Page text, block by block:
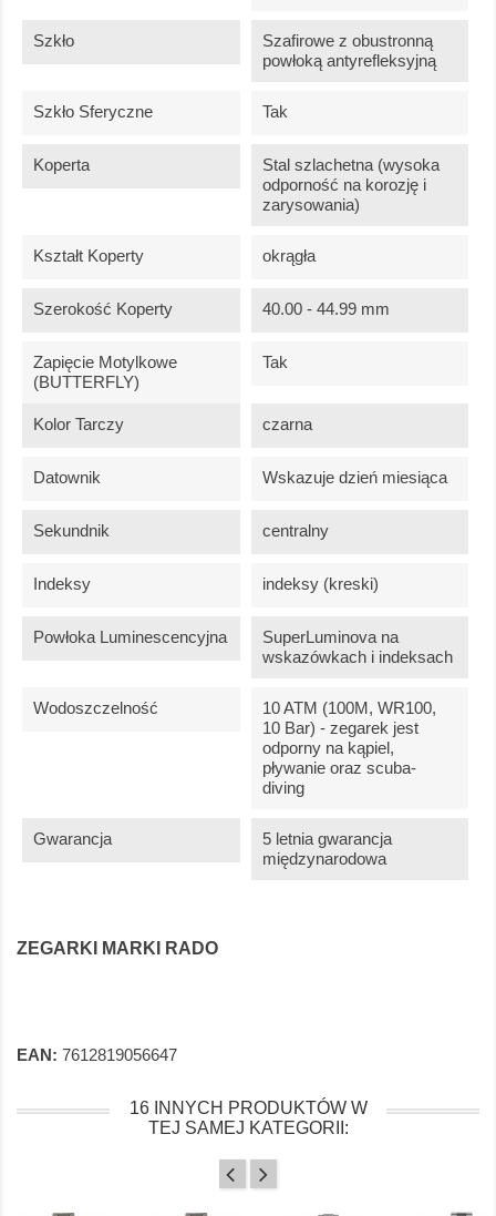
Szkło
Szafirowe z obustronną
powłoką antyrefleksyjną
Szkło Sferyczne Tak
Koperta
Stal szlachetna (wysoka
odporność na korozję i
zarysowania)
Kształt Koperty okrągła
Szerokość Koperty 40.00 - 44.99 mm
Zapięcie Motylkowe
(BUTTERFLY)
Tak
Kolor Tarczy czarna
Datownik Wskazuje dzień miesiąca
Sekundnik centralny
Indeksy indeksy (kreski)
Powłoka Luminescencyjna
SuperLuminova na
wskazówkach i indeksach
Wodoszczelność
10 ATM (100M, WR100,
10 Bar) - zegarek jest
odporny na kąpiel,
pływanie oraz scuba-
diving
Gwarancja
5 letnia gwarancja
międzynarodowa
ZEGARKI MARKI RADO
EAN: 7612819056647
16 INNYCH PRODUKTÓW W
TEJ SAMEJ KATEGORII: